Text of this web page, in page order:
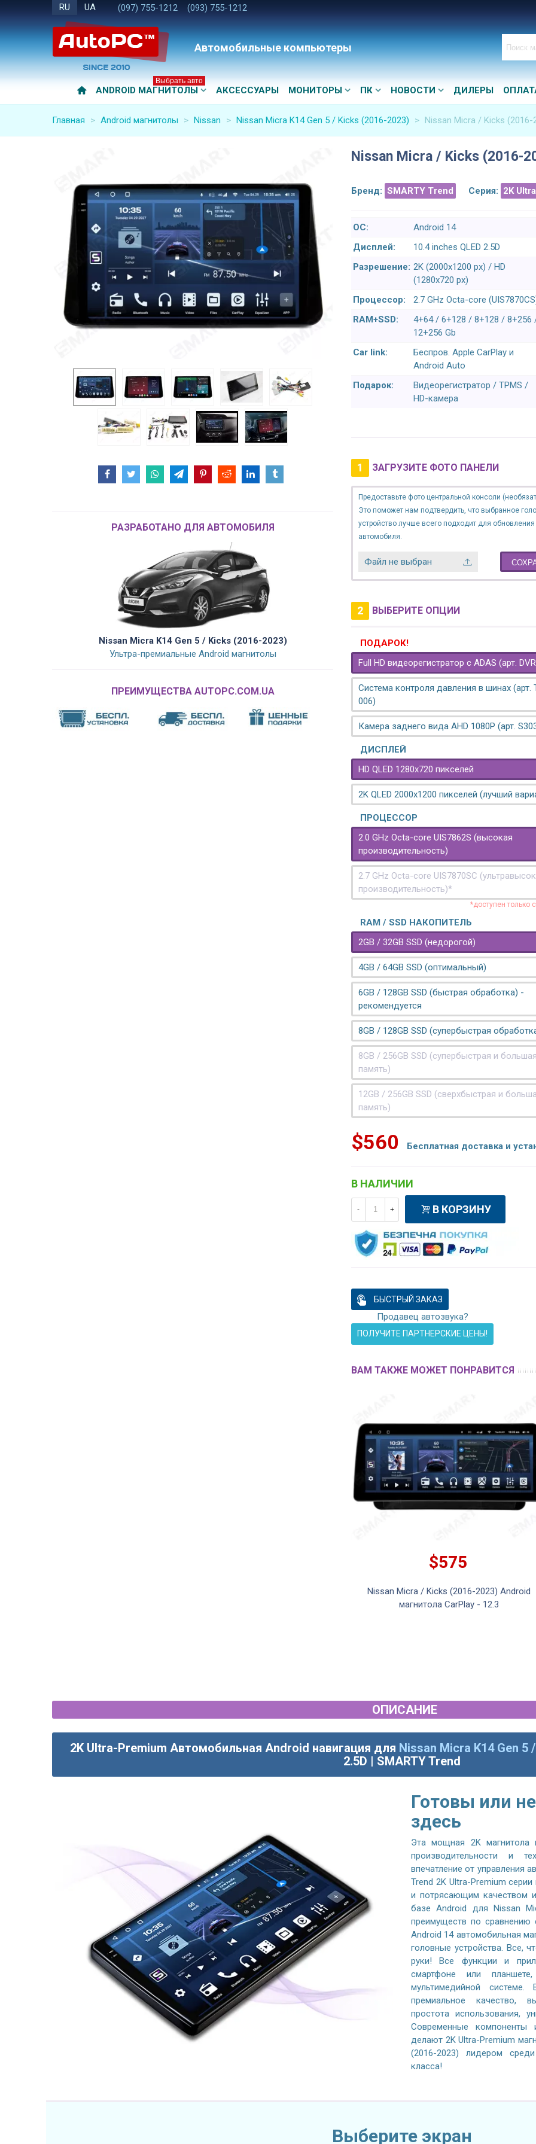
RU UA (097) 755-1212 (093) 755-1212
Автомобильные компьютеры
ANDROID МАГНИТОЛЫ
Выбрать авто
АКСЕССУАРЫ МОНИТОРЫ ПК НОВОСТИ ДИЛЕРЫ
Главная > Android магнитолы > Nissan > Nissan Micra K14 Gen 5 / Kicks (2016-2023) > Nissan Micra / Kicks (2016-
РАЗРАБОТАНО ДЛЯ АВТОМОБИЛЯ
Nissan Micra K14 Gen 5 / Kicks (2016-2023)
Ультра-премиальные Android магнитолы
ПРЕИМУЩЕСТВА AUTOPC.COM.UA
Nissan Micra / Kicks (2016-
Бренд: SMARTY Trend Серия: 2K
ОС:
Android 14
Дисплей:
10.4 inches QLED 2.5D
Разрешение: 2K (2000x1200 px) / HD
(1280x720 px)
Процессор:
2.7 GHz Octa-core
RAM+SSD:
4+64 / 6+128 / 8+128 / 8+256
12+256 Gb
Car link:
Беспров. Apple CarPlay и
Android Auto
Подарок:
Видеорегистратор / TPMS /
HD-камера
1 ЗАГРУЗИТЕ ФОТО ПАНЕЛИ
Предоставьте фото центральной консоли
Это поможет нам подтвердить, что выбранное
устройство лучше всего подходит для
автомобиля.
Файл не выбран
2 ВЫБЕРИТЕ ОПЦИИ
ПОДАРОК!
Full HD видеорегистратор с ADAS (арт.
Система контроля давления в шинах (арт.
006)
Камера заднего вида AHD 1080P (арт.
ДИСПЛЕЙ
HD QLED 1280x720 пикселей
2K QLED 2000х1200 пикселей (лучший
ПРОЦЕССОР
2.0 GHz Octa-core UIS7862S (высокая
производительность)
2.7 GHz Octa-core UIS7870SC
производительность)*
*доступен только
RAM / SSD НАКОПИТЕЛЬ
2GB / 32GB SSD (недорогой)
4GB / 64GB SSD (оптимальный)
6GB / 128GB SSD (быстрая обработка) -
рекомендуется
8GB / 128GB SSD (супербыстрая
8GB / 256GB SSD (супербыстрая и большая
память)
12GB / 256GB SSD (сверхбыстрая и
память)
$560 Бесплатная доставка и
В НАЛИЧИИ
- + В КОРЗИНУ
БЫСТРЫЙ ЗАКАЗ
Продавец автозвука?
ПОЛУЧИТЕ ПАРТНЕРСКИЕ ЦЕНЫ!
ВАМ ТАКЖЕ МОЖЕТ ПОНРАВИТСЯ
$575
Nissan Micra / Kicks (2016-2023) Android
магнитола CarPlay - 12.3
ОПИСАНИЕ
2K Ultra-Premium Автомобильная Android навигация для Nissan Micra K14 Gen 5
2.5D | SMARTY Trend
Готовы или
здесь
Эта мощная 2K
производительности и
впечатление от управления
Trend 2K Ultra-Premium
и потрясающим качеством
базе Android для Nissan
преимуществ по сравнению
Android 14 автомобильная
головные устройства. Все,
руки! Все функции и
смартфоне или
мультимедийной
премиальное качество,
простота использования,
Современные компоненты
делают 2K Ultra-Premium
(2016-2023) лидером
класса!
Выберите экран